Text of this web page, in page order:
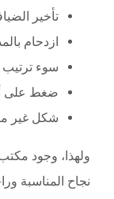
تأخير
ازدحام
سوء
ضغط على
شكل غير
ولهذا، وجود
نجاح المناسبة